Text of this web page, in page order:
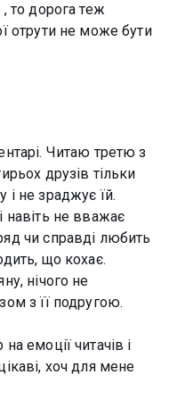
то дорога теж
отрути не може бути
Читаю третю з
друзів тільки
і не зраджує їй.
навіть не вважає
чи справді любить
що кохає.
нічого не
з її подругою.
емоції читачів і
хоч для мене